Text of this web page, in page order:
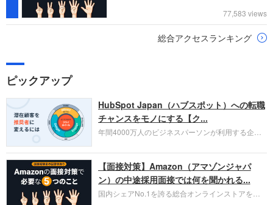
77,583 views
総合アクセスランキング
ピックアップ
HubSpot Japan（ハブスポット）への転職
チャンスをモノにする【ク...
年間4000万人のビジネスパーソンが利用する企業
お勧めするイチオシ企業をご紹介します。今回はク
ラウド型CRMプラットフォームを提供する
HubSpot Japan（ハブスポット・ジャパン）株式会
社です。採用面接対策の企業研究にご活用くださ
い。
【面接対策】Amazon（アマゾンジャパ
ン）の中途採用面接では何を聞かれる...
国内シェアNo.1を誇る総合オンラインストアを運